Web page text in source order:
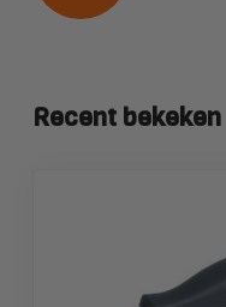
Recent bekeken